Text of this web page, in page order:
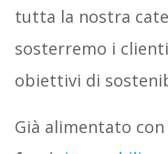
tutta la nostra
sosterremo i
obiettivi di
Già alimentato